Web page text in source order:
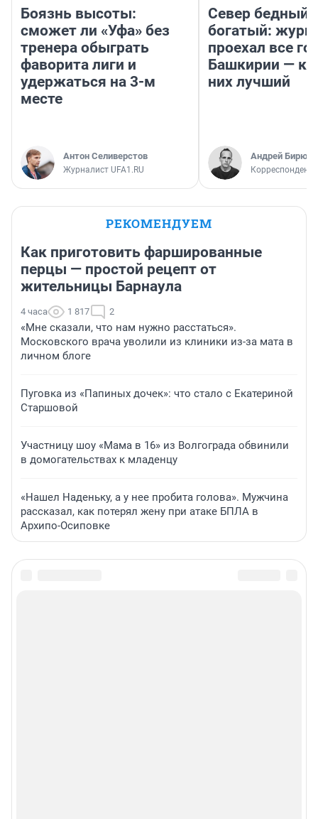
Боязнь высоты:
сможет ли «Уфа» без
тренера обыграть
фаворита лиги и
удержаться на 3-м
месте
Антон Селиверстов
Журналист UFA1.RU
Север бедный,
богатый:
проехал все
Башкирии —
них лучший
Андрей
Корреспондент
РЕКОМЕНДУЕМ
Как приготовить фаршированные
перцы — простой рецепт от
жительницы Барнаула
4 часа 1 817 2
«Мне сказали, что нам нужно расстаться».
Московского врача уволили из клиники из-за мата в
личном блоге
Пуговка из «Папиных дочек»: что стало с Екатериной
Старшовой
Участницу шоу «Мама в 16» из Волгограда обвинили
в домогательствах к младенцу
«Нашел Наденьку, а у нее пробита голова». Мужчина
рассказал, как потерял жену при атаке БПЛА в
Архипо-Осиповке